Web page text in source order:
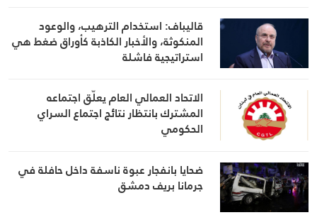
قاليباف: استخدام الترهيب، والوعود
المنكوثة، والأخبار الكاذبة كأوراق ضغط هي
استراتيجية فاشلة
الاتحاد العمالي العام يعلّق اجتماعه
المشترك بانتظار نتائج اجتماع السراي
الحكومي
ضحايا بانفجار عبوة ناسفة داخل حافلة في
جرمانا بريف دمشق